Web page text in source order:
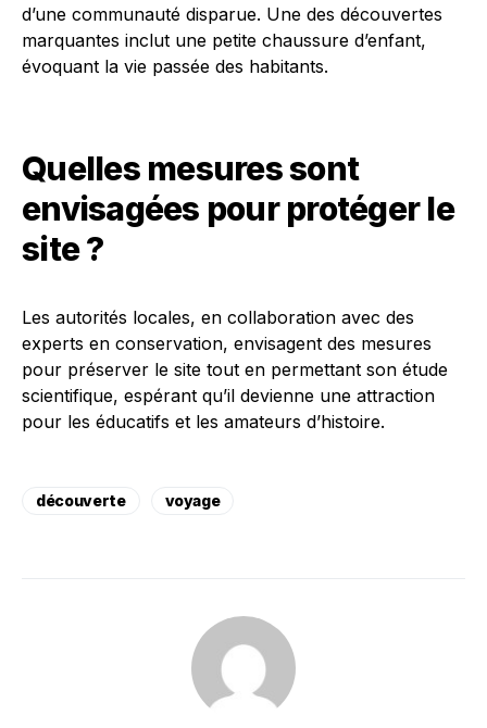
d’une communauté disparue. Une des découvertes
marquantes inclut une petite chaussure d’enfant,
évoquant la vie passée des habitants.
Quelles mesures sont
envisagées pour protéger le
site ?
Les autorités locales, en collaboration avec des
experts en conservation, envisagent des mesures
pour préserver le site tout en permettant son étude
scientifique, espérant qu’il devienne une attraction
pour les éducatifs et les amateurs d’histoire.
découverte voyage